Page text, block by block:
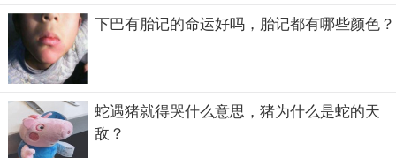
下巴有胎记的命运好吗，胎记都有哪些颜色？
蛇遇猪就得哭什么意思，猪为什么是蛇的天
敌？